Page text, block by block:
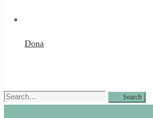
Dona
Search
Search